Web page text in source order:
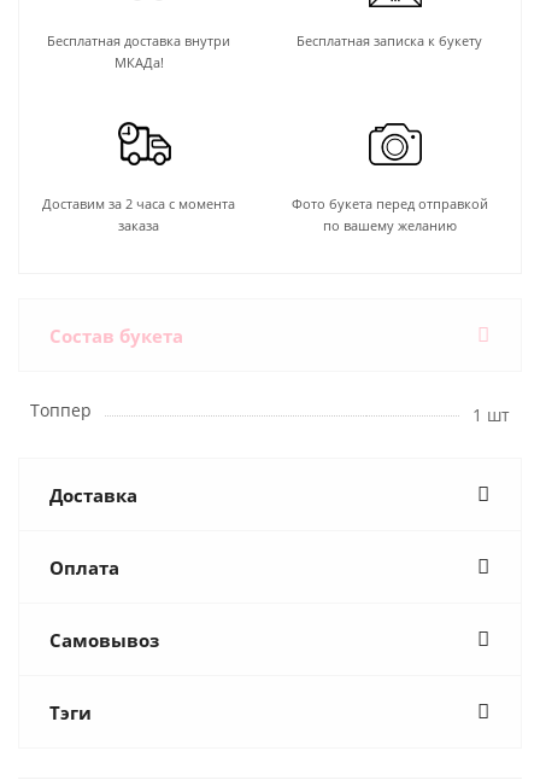
Бесплатная доставка внутри
МКАДа!
Бесплатная записка к букету
Доставим за 2 часа с момента
заказа
Фото букета перед отправкой
по вашему желанию
Состав букета
Топпер 1 шт
Доставка
Оплата
Самовывоз
Тэги